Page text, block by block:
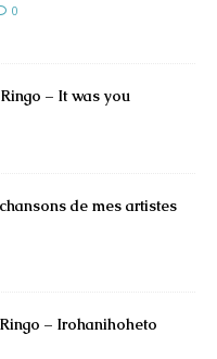
0
– It was you
de mes artistes
– Irohanihoheto